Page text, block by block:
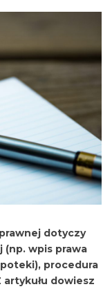
dotyczy
wpis prawa
procedura
artykułu dowiesz